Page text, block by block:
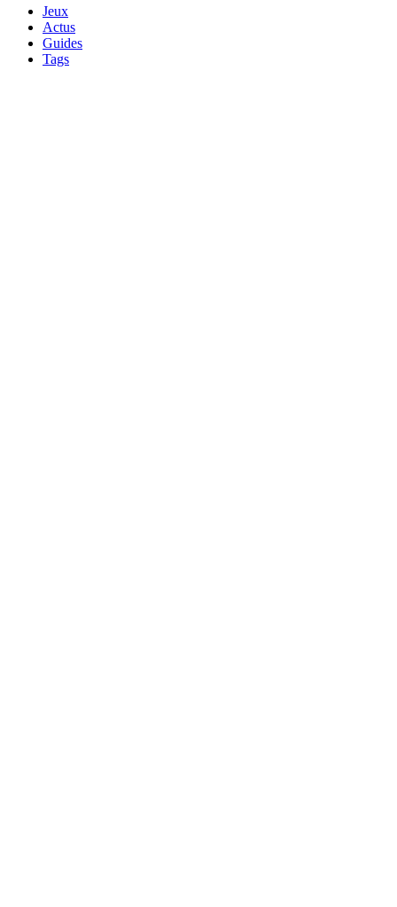
Jeux
Actus
Guides
Tags